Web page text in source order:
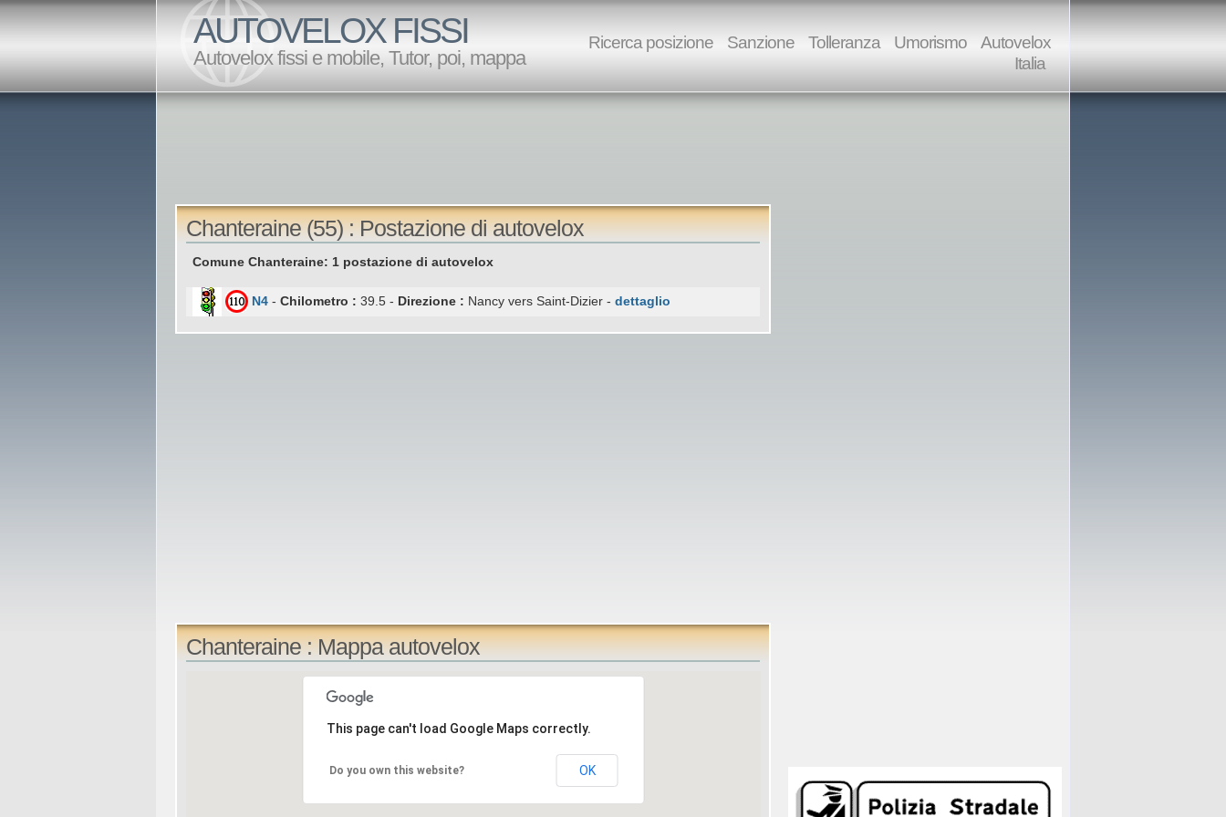
AUTOVELOX FISSI
Autovelox fissi e mobile, Tutor, poi, mappa
Ricerca posizione Sanzione Tolleranza Umorismo
Autovelox
Italia
Chanteraine (55) : Postazione di autovelox
Comune Chanteraine: 1 postazione di autovelox
N4 - Chilometro : 39.5 - Direzione : Nancy vers Saint-Dizier - dettaglio
Chanteraine : Mappa autovelox
This page can't load Google Maps correctly.
Do you own this website? OK